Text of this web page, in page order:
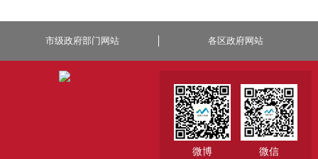
市级政府部门网站 各区政府网站
微博 微信